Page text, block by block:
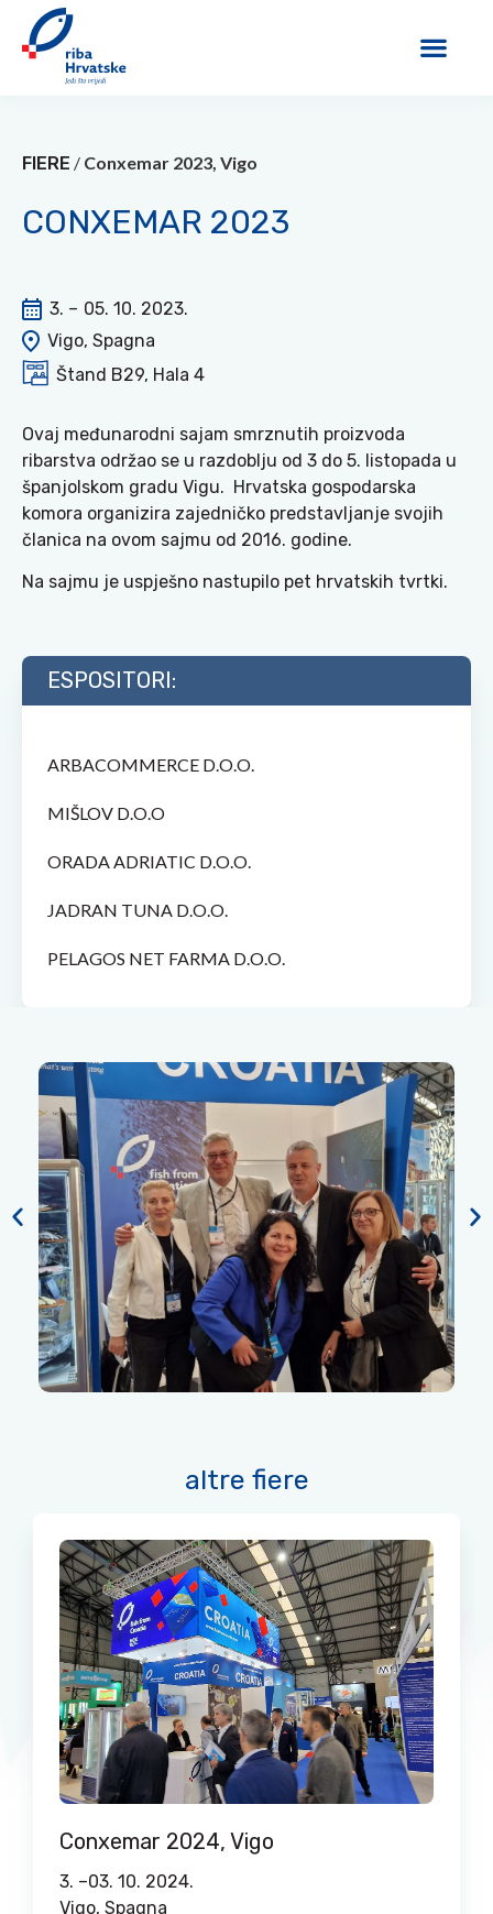
FIERE / Conxemar 2023, Vigo
CONXEMAR 2023
3. – 05. 10. 2023.
Vigo, ​​​​Spagna
Štand B29, Hala 4
Ovaj međunarodni sajam smrznutih proizvoda
ribarstva održao se u razdoblju od 3 do 5. listopada u
španjolskom gradu Vigu. Hrvatska gospodarska
komora organizira zajedničko predstavljanje svojih
članica na ovom sajmu od 2016. godine.
Na sajmu je uspješno nastupilo pet hrvatskih tvrtki.
ESPOSITORI:
ARBACOMMERCE D.O.O.
MIŠLOV D.O.O
ORADA ADRIATIC D.O.O.
JADRAN TUNA D.O.O.
PELAGOS NET FARMA D.O.O.
altre fiere
Conxemar 2024, Vigo
3. –03. 10. 2024.
Vigo, ​​​​Spagna